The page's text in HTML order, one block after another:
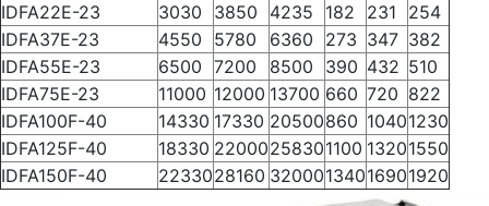
IDFA22E-23
3030 3850 4235 182 231
254
IDFA37E-23
4550 5780 6360 273 347 382
IDFA55E-23
6500 7200 8500 390 432 510
IDFA75E-23
11000 12000 13700 660 720 822
IDFA100F-40
14330 17330 20500860 10401230
IDFA125F-40
18330 22000258301100 13201550
IDFA150F-40
2233028160 32000134016901920